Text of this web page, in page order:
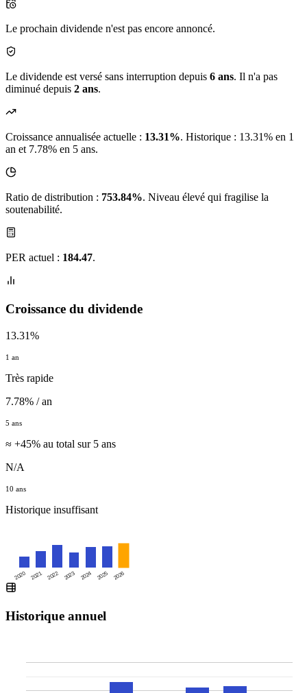
Le prochain dividende n'est pas encore annoncé.
Le dividende est versé sans interruption depuis 6 ans. Il n'a pas
diminué depuis 2 ans.
Croissance annualisée actuelle : 13.31%. Historique : 13.31% en 1
an et 7.78% en 5 ans.
Ratio de distribution : 753.84%. Niveau élevé qui fragilise la
soutenabilité.
PER actuel : 184.47.
Croissance du dividende
13.31%
1 an
Très rapide
7.78% / an
5 ans
≈ +45% au total sur 5 ans
N/A
10 ans
Historique insuffisant
2020 2021 2022 2023 2024 2025 2026
Historique annuel